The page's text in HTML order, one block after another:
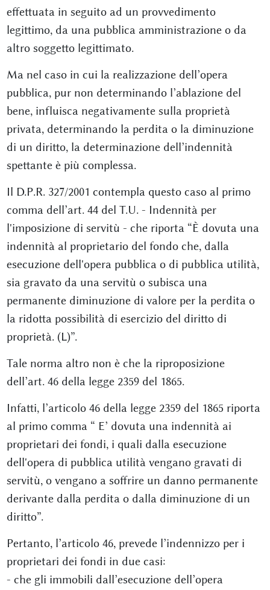
effettuata in seguito ad un provvedimento
legittimo, da una pubblica amministrazione o da
altro soggetto legittimato.
Ma nel caso in cui la realizzazione dell’opera
pubblica, pur non determinando l’ablazione del
bene, influisca negativamente sulla proprietà
privata, determinando la perdita o la diminuzione
di un diritto, la determinazione dell’indennità
spettante è più complessa.
Il D.P.R. 327/2001 contempla questo caso al primo
comma dell’art. 44 del T.U. - Indennità per
l'imposizione di servitù - che riporta “È dovuta una
indennità al proprietario del fondo che, dalla
esecuzione dell'opera pubblica o di pubblica utilità,
sia gravato da una servitù o subisca una
permanente diminuzione di valore per la perdita o
la ridotta possibilità di esercizio del diritto di
proprietà. (L)”.
Tale norma altro non è che la riproposizione
dell’art. 46 della legge 2359 del 1865.
Infatti, l’articolo 46 della legge 2359 del 1865 riporta
al primo comma “ E’ dovuta una indennità ai
proprietari dei fondi, i quali dalla esecuzione
dell'opera di pubblica utilità vengano gravati di
servitù, o vengano a soffrire un danno permanente
derivante dalla perdita o dalla diminuzione di un
diritto”.
Pertanto, l’articolo 46, prevede l’indennizzo per i
proprietari dei fondi in due casi:
- che gli immobili dall’esecuzione dell’opera